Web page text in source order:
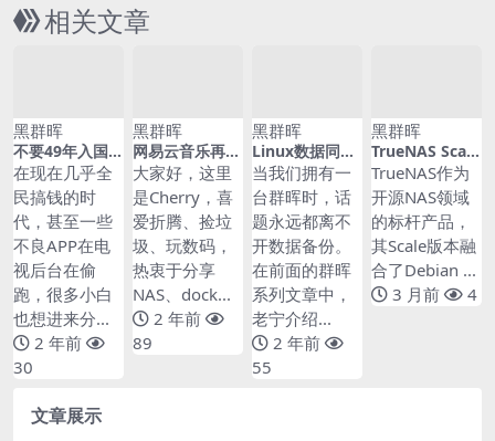
相关文章
黑群晖
不要49年入国军
了，稳定增加睡
后收入这些设备
可以玩！
在现在几乎全
民搞钱的时
代，甚至一些
不良APP在电
视后台在偷
跑，很多小白
也想进来分...
2 年前
30
黑群晖
网易云音乐再
见！再也不怕崩
了，用拾光坞N
AS搭建属于自
己的DIY音乐库
大家好，这里
是Cherry，喜
爱折腾、捡垃
圾、玩数码，
热衷于分享
NAS、dock...
2 年前
89
黑群晖
Linux数据同步
到群晖，超级简
单！详解两大备
份方案，保姆级
教程
当我们拥有一
台群晖时，话
题永远都离不
开数据备份。
在前面的群晖
系列文章中，
老宁介绍...
2 年前
55
黑群晖
TrueNAS Scale
25.04新特性全
解析：从Docke
r迁移到Kubern
etes的融合演进
TrueNAS作为
开源NAS领域
的标杆产品，
其Scale版本融
合了Debian ...
3 月前
4
文章展示